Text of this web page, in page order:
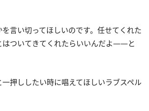
言い切ってほしいのです。任せてくれた
はついてきてくれたらいいんだよ――と
押ししたい時に唱えてほしいラブスペル